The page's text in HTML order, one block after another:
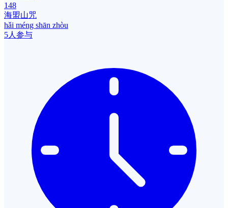
148
海盟山咒
hǎi méng shān zhòu
5人参与